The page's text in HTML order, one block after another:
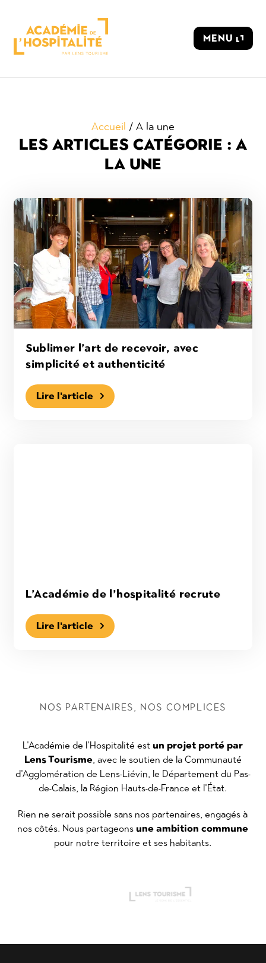
MENU
Accueil / A la une
LES ARTICLES CATÉGORIE : A
LA UNE
Sublimer l’art de recevoir, avec
simplicité et authenticité
Lire l'article
L’Académie de l’hospitalité recrute
Lire l'article
NOS PARTENAIRES, NOS COMPLICES
L'Académie de l'Hospitalité est un projet porté par
Lens Tourisme, avec le soutien de la Communauté
d'Agglomération de Lens-Liévin, le Département du Pas-
de-Calais, la Région Hauts-de-France et l'État.
Rien ne serait possible sans nos partenaires, engagés à
nos côtés. Nous partageons une ambition commune
pour notre territoire et ses habitants.